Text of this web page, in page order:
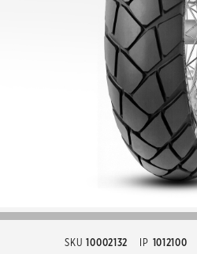
SKU 10002132 IP 1012100